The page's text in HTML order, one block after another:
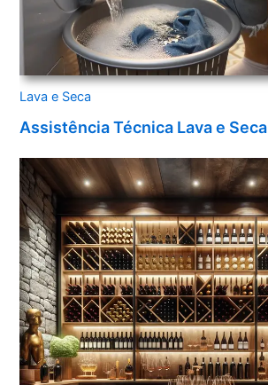
Lava e Seca
Assistência Técnica Lava e Seca